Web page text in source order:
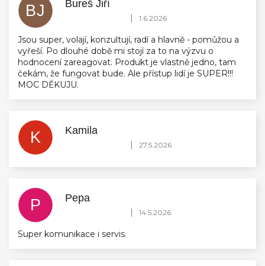
BJ Bureš Jiří
Hodnocení obchodu je 5 z 5 hvězdiček.
| 1.6.2026
Jsou super, volají, konzultují, radí a hlavně - pomůžou a
vyřeší. Po dlouhé době mi stojí za to na výzvu o
hodnocení zareagovat. Produkt je vlastně jedno, tam
čekám, že fungovat bude. Ale přístup lidí je SUPER!!!
MOC DĚKUJU.
K Kamila
Hodnocení obchodu je 5 z 5 hvězdiček.
| 27.5.2026
P Pepa
Hodnocení obchodu je 5 z 5 hvězdiček.
| 14.5.2026
Super komunikace i servis.